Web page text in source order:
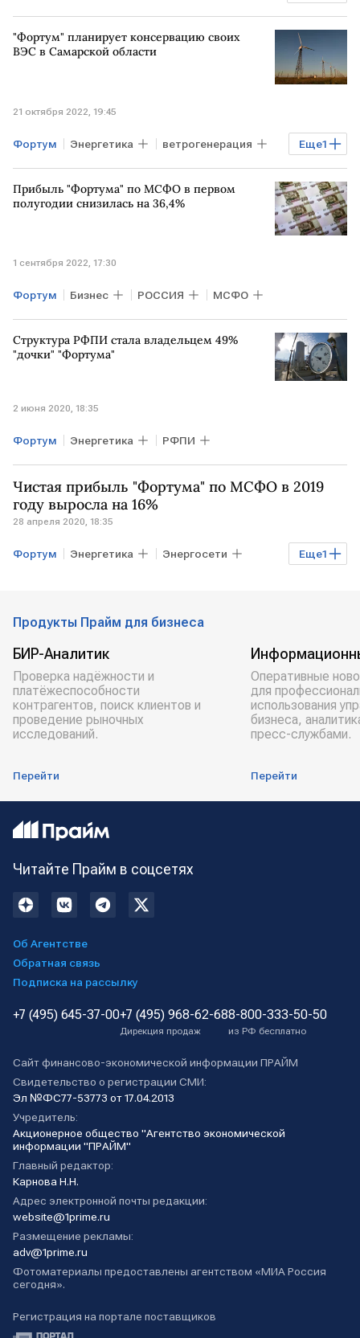
Вымпелком юнипро
"Фортум" планирует консервацию своих
ВЭС в Самарской области
21 октября 2022, 19:45
Еще1
Фортум Энергетика ветрогенерация
Самарская область
Прибыль "Фортума" по МСФО в первом
полугодии снизилась на 36,4%
1 сентября 2022, 17:30
Фортум Бизнес РОССИЯ МСФО
Структура РФПИ стала владельцем 49%
"дочки" "Фортума"
2 июня 2020, 18:35
Фортум Энергетика РФПИ
Чистая прибыль "Фортума" по МСФО в 2019
году выросла на 16%
28 апреля 2020, 18:35
Еще1
Фортум Энергетика Энергосети
Продукты Прайм для бизнеса
БИР-Аналитик
Проверка надёжности и
платёжеспособности
контрагентов, поиск клиентов и
проведение рыночных
исследований.
Перейти
Оперативные
для
использования
бизнеса,
пресс-службами.
Перейти
Читайте Прайм в соцсетях
Об Агентстве
Обратная связь
Подписка на рассылку
+7 (495) 645-37-00+7 (495) 968-62-68
Дирекция продаж
8-800-333-50-50
из РФ бесплатно
Сайт финансово-экономической информации ПРАЙМ
Свидетельство о регистрации СМИ:
Эл №ФС77-53773 от 17.04.2013
Учредитель:
Акционерное общество "Агентство экономической
информации "ПРАЙМ"
Главный редактор:
Карнова Н.Н.
Адрес электронной почты редакции:
website@1prime.ru
Размещение рекламы:
adv@1prime.ru
Фотоматериалы предоставлены агентством «МИА Россия
сегодня».
Регистрация на портале поставщиков